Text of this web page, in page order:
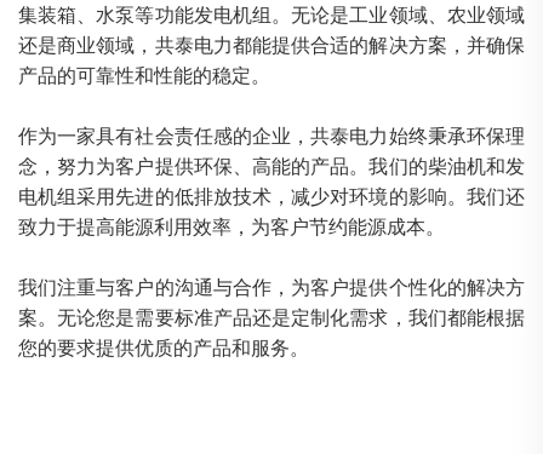
集装箱、水泵等功能发电机组。无论是工业领域、农业领域
还是商业领域，共泰电力都能提供合适的解决方案，并确保
产品的可靠性和性能的稳定。
作为一家具有社会责任感的企业，共泰电力始终秉承环保理
念，努力为客户提供环保、高能的产品。我们的柴油机和发
电机组采用先进的低排放技术，减少对环境的影响。我们还
致力于提高能源利用效率，为客户节约能源成本。
我们注重与客户的沟通与合作，为客户提供个性化的解决方
案。无论您是需要标准产品还是定制化需求，我们都能根据
您的要求提供优质的产品和服务。